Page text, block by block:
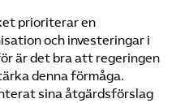
prioriterar en
och investeringar i
är det bra att regeringen
denna förmåga.
sina åtgärdsförslag